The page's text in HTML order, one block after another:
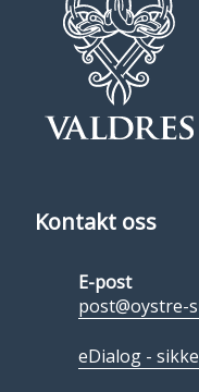
Kontakt oss
E-post
post@oystre-
eDialog -